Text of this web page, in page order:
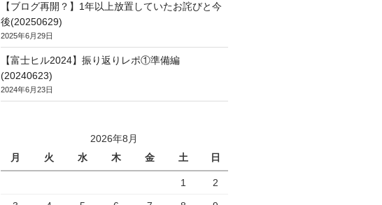
【ブログ再開？】1年以上放置していたお詫びと今
後(20250629)
2025年6月29日
【富士ヒル2024】振り返りレポ①準備編
(20240623)
2024年6月23日
2026年8月
月
火 水 木 金 土 日
1 2